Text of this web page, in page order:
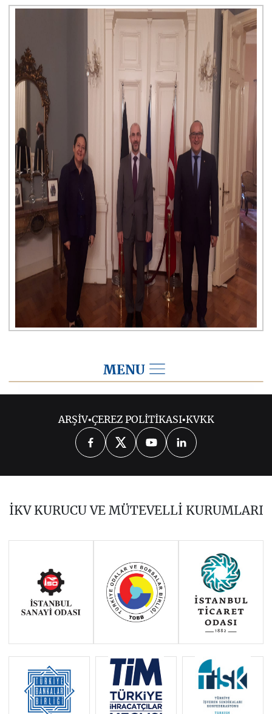
MENU
2026 2025 2024
2023 2022 2020
ARŞİV•ÇEREZ POLİTİKASI•KVKK
İKV KURUCU VE MÜTEVELLİ KURUMLARI